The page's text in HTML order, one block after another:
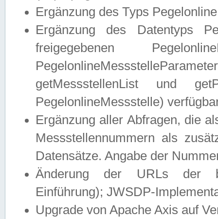
Ergänzung des Typs
Ergänzung des Datentyps
freigegebenen
getMessstellenList und
PegelonlineMessstelle)
Ergänzung aller Abfragen, die
Messstellennummern als
Datensätze. Angabe der
Änderung der URLs der
Einführung); JWSDP-
Upgrade von Apache Axis auf